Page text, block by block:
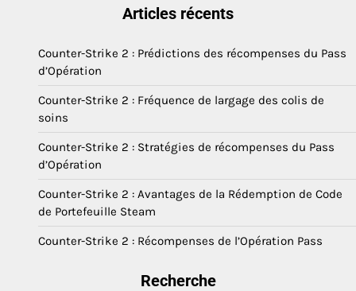
Articles récents
Counter-Strike 2 : Prédictions des récompenses du Pass
d’Opération
Counter-Strike 2 : Fréquence de largage des colis de
soins
Counter-Strike 2 : Stratégies de récompenses du Pass
d’Opération
Counter-Strike 2 : Avantages de la Rédemption de Code
de Portefeuille Steam
Counter-Strike 2 : Récompenses de l’Opération Pass
Recherche